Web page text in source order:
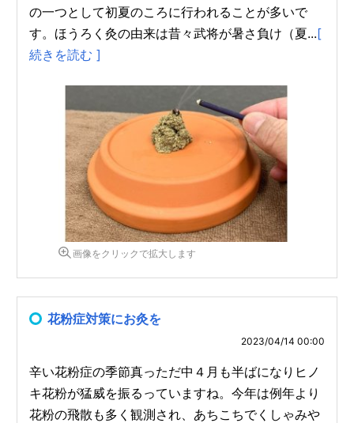
の一つとして初夏のころに行われることが多いで
す。ほうろく灸の由来は昔々武将が暑さ負け（夏...[
続きを読む ]
画像をクリックで拡大します
花粉症対策にお灸を
2023/04/14 00:00
辛い花粉症の季節真っただ中４月も半ばになりヒノ
キ花粉が猛威を振るっていますね。今年は例年より
花粉の飛散も多く観測され、あちこちでくしゃみや